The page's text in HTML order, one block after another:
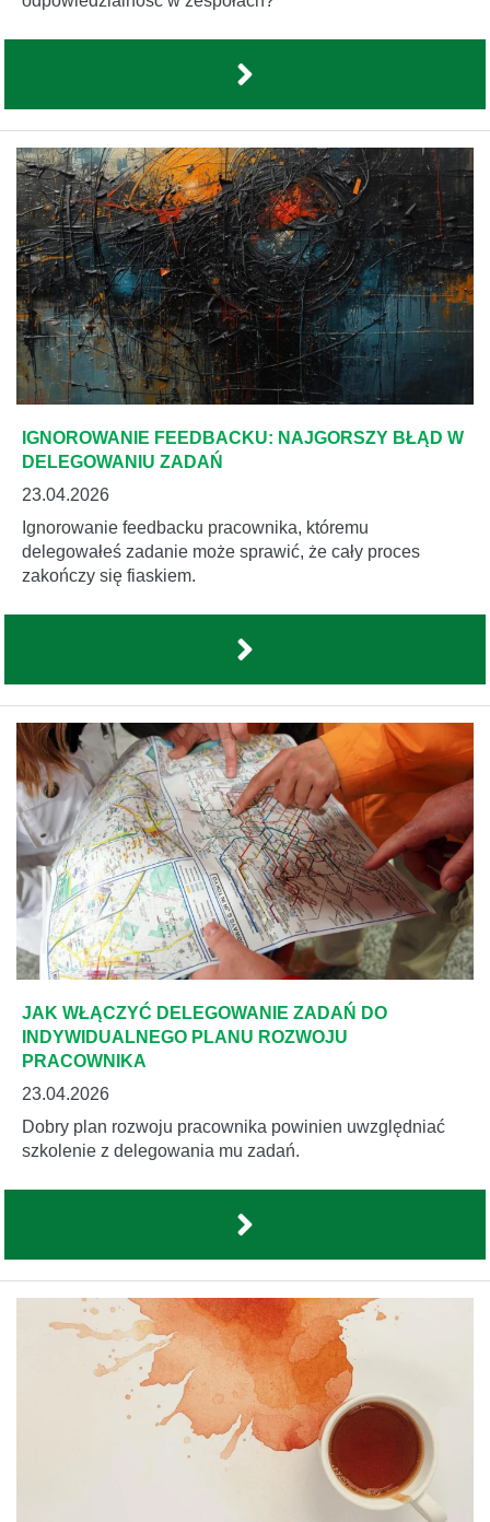
IGNOROWANIE FEEDBACKU: NAJGORSZY BŁĄD W
DELEGOWANIU ZADAŃ
23.04.2026
Ignorowanie feedbacku pracownika, któremu
delegowałeś zadanie może sprawić, że cały proces
zakończy się fiaskiem.
JAK WŁĄCZYĆ DELEGOWANIE ZADAŃ DO
INDYWIDUALNEGO PLANU ROZWOJU
PRACOWNIKA
23.04.2026
Dobry plan rozwoju pracownika powinien uwzględniać
szkolenie z delegowania mu zadań.